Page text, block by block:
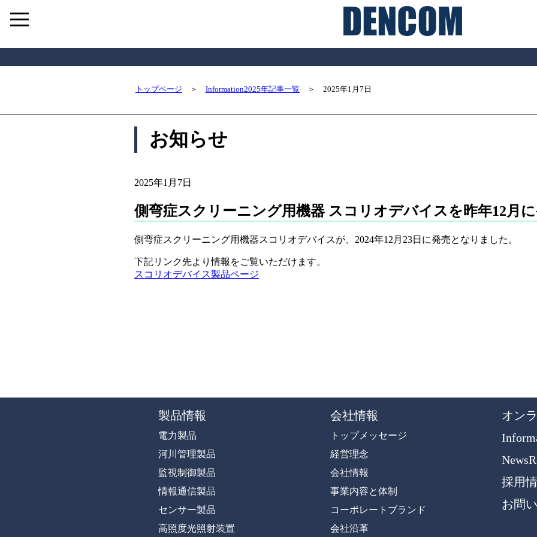
トップページ ＞ Information2025年記事一覧 ＞ 2025年1月7日
お知らせ
2025年1月7日
側弯症スクリーニング用機器 スコリオデバイスを昨年12月
側弯症スクリーニング用機器スコリオデバイスが、2024年12月23日に発売となりました。
下記リンク先より情報をご覧いただけます。
スコリオデバイス製品ページ
製品情報
電力製品
河川管理製品
監視制御製品
情報通信製品
センサー製品
高照度光照射装置
会社情報
トップメッセージ
経営理念
会社情報
事業内容と体制
コーポレートブランド
会社沿革
オン
採用
お問